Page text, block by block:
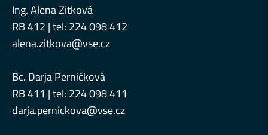
Ing. Alena Zitková
RB 412 | tel: 224 098 412
alena.zitkova@vse.cz
Bc. Darja Perničková
RB 411 | tel: 224 098 411
darja.pernickova@vse.cz